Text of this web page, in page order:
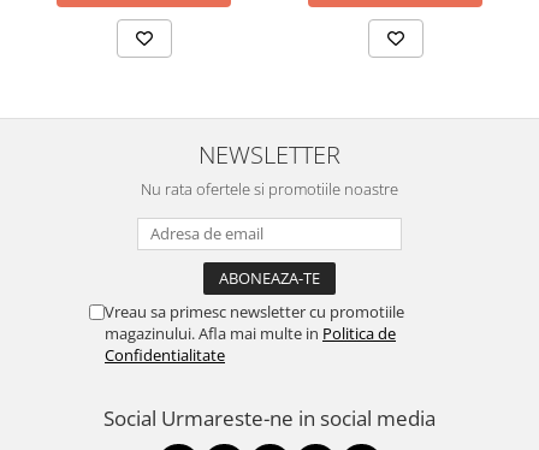
NEWSLETTER
Nu rata ofertele si promotiile noastre
Vreau sa primesc newsletter cu promotiile
magazinului. Afla mai multe in Politica de
Confidentialitate
Social Urmareste-ne in social media